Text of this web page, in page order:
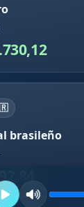
brasileño